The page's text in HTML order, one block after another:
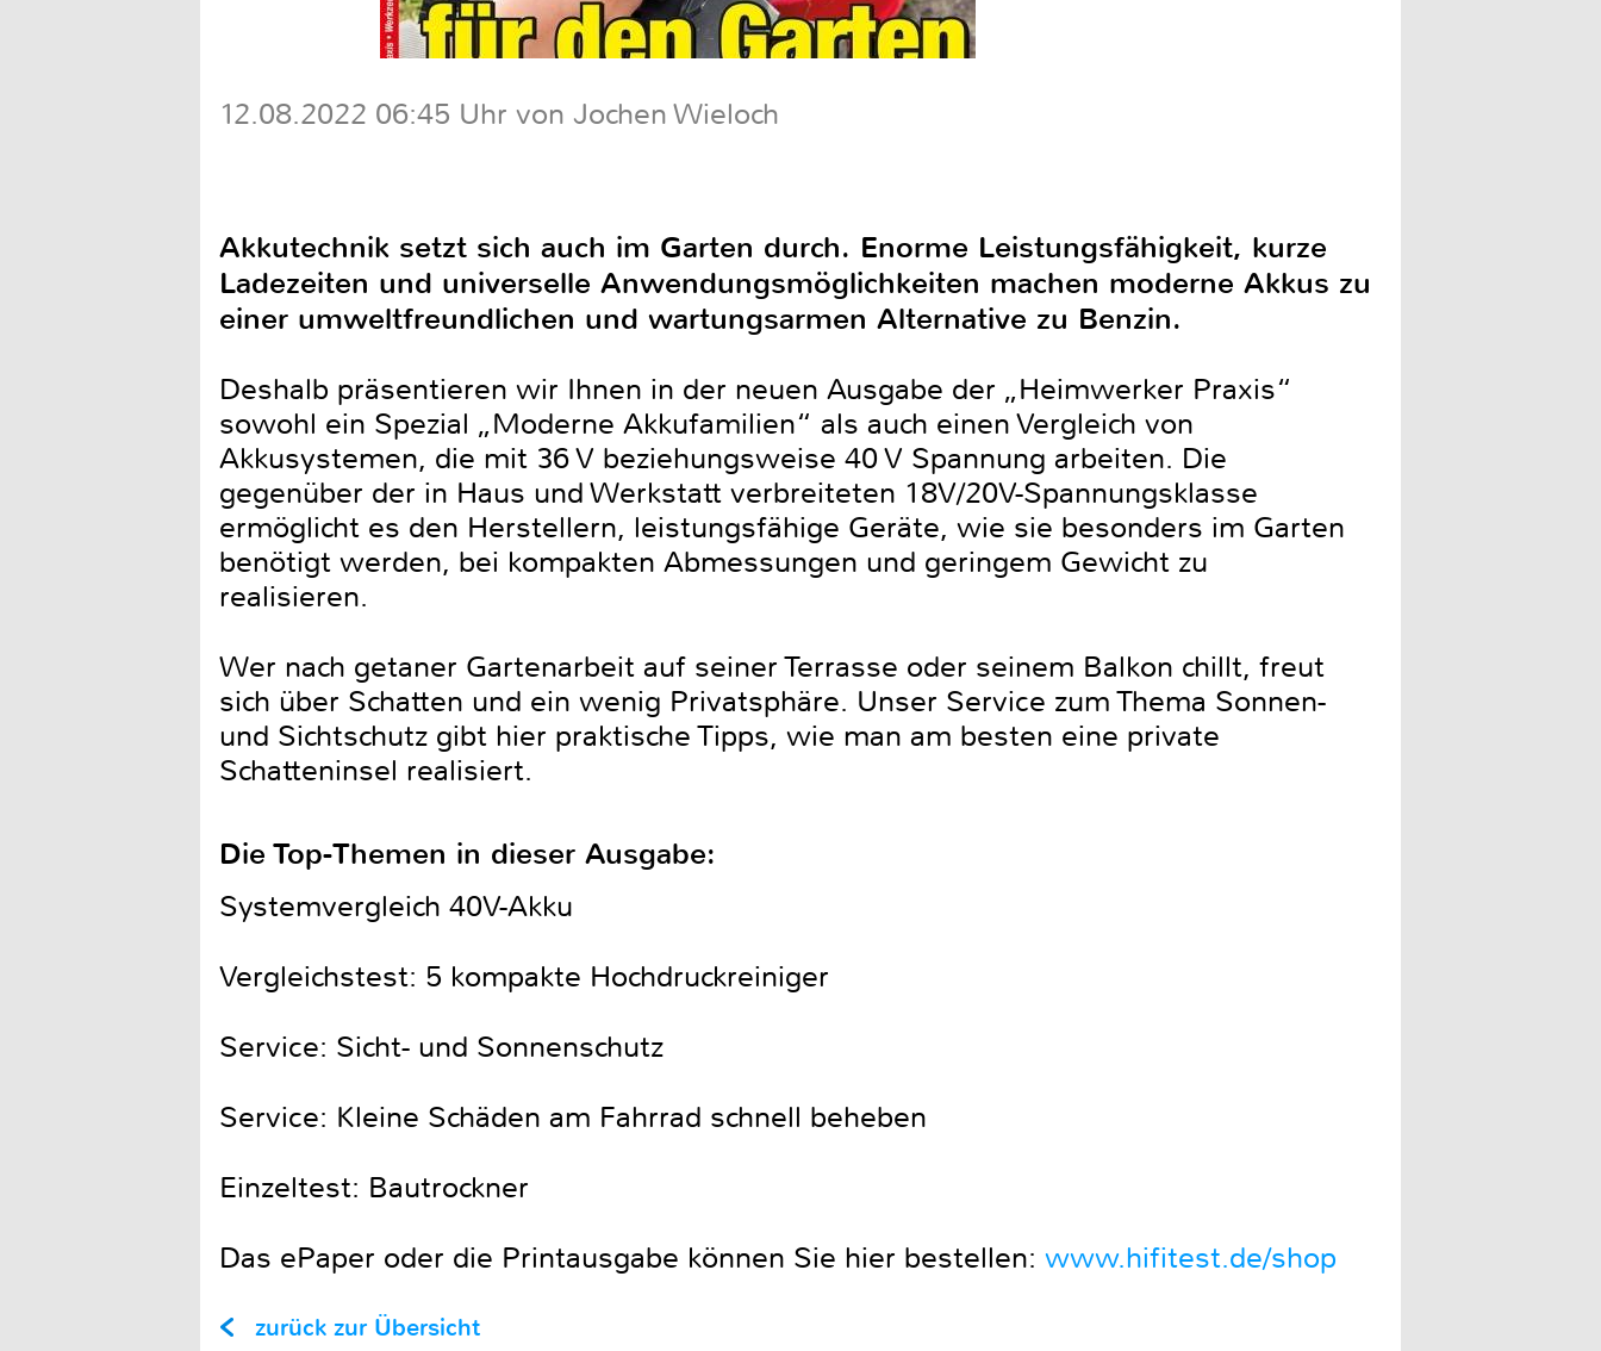
12.08.2022 06:45 Uhr von Jochen Wieloch
Akkutechnik setzt sich auch im Garten durch. Enorme Leistungsfähigkeit, kurze
Ladezeiten und universelle Anwendungsmöglichkeiten machen moderne Akkus zu
einer umweltfreundlichen und wartungsarmen Alternative zu Benzin.
Deshalb präsentieren wir Ihnen in der neuen Ausgabe der „Heimwerker Praxis“
sowohl ein Spezial „Moderne Akkufamilien“ als auch einen Vergleich von
Akkusystemen, die mit 36 V beziehungsweise 40 V Spannung arbeiten. Die
gegenüber der in Haus und Werkstatt verbreiteten 18V/20V-Spannungsklasse
ermöglicht es den Herstellern, leistungsfähige Geräte, wie sie besonders im Garten
benötigt werden, bei kompakten Abmessungen und geringem Gewicht zu
realisieren.
Wer nach getaner Gartenarbeit auf seiner Terrasse oder seinem Balkon chillt, freut
sich über Schatten und ein wenig Privatsphäre. Unser Service zum Thema Sonnen-
und Sichtschutz gibt hier praktische Tipps, wie man am besten eine private
Schatteninsel realisiert.
Die Top-Themen in dieser Ausgabe:
Systemvergleich 40V-Akku
Vergleichstest: 5 kompakte Hochdruckreiniger
Service: Sicht- und Sonnenschutz
Service: Kleine Schäden am Fahrrad schnell beheben
Einzeltest: Bautrockner
Das ePaper oder die Printausgabe können Sie hier bestellen: www.hifitest.de/shop
zurück zur Übersicht